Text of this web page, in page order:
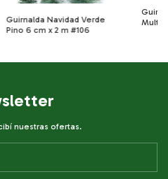
Guirnalda Navidad Verde
Pino 6 cm x 2 m #106
nuestras ofertas.